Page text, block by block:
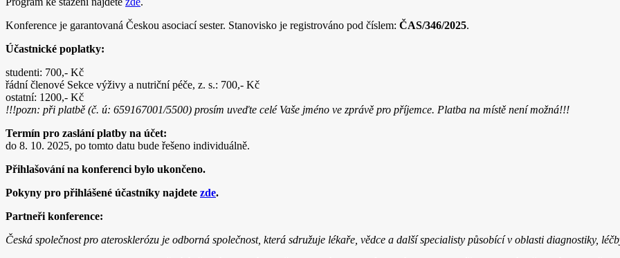
Konference je garantovaná Českou asociací sester. Stanovisko je registrováno pod číslem: ČAS/346/2025.
Účastnické poplatky:
studenti: 700,- Kč
řádní členové Sekce výživy a nutriční péče, z. s.: 700,- Kč
ostatní: 1200,- Kč
!!!pozn: při platbě (č. ú: 659167001/5500) prosím uveďte celé Vaše jméno ve zprávě pro příjemce. Platba na místě není možná!!!
Termín pro zaslání platby na účet:
do 8. 10. 2025, po tomto datu bude řešeno individuálně.
Přihlašování na konferenci bylo ukončeno.
Pokyny pro přihlášené účastníky najdete zde.
Partneři konference:
Česká společnost pro aterosklerózu je odborná společnost, která sdružuje lékaře, vědce a další specialisty působící v oblasti diagnostiky,